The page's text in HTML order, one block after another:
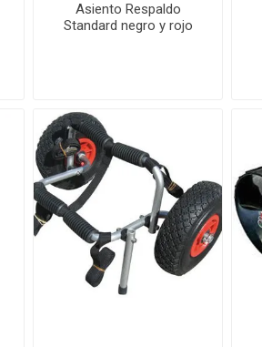
Asiento Respaldo
Standard negro y rojo